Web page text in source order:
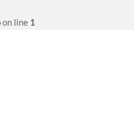
on line 1